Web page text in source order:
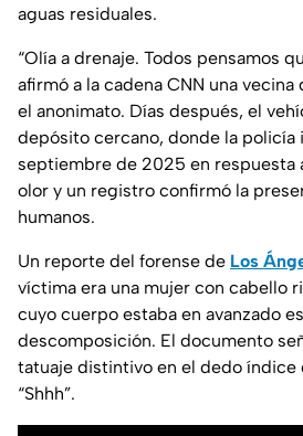
aguas residuales.
“Olía a drenaje. Todos pensamos
afirmó a la cadena CNN una
el anonimato. Días después, el
depósito cercano, donde la policía
septiembre de 2025 en respuesta
olor y un registro confirmó la
humanos.
Un reporte del forense de Los
víctima era una mujer con cabello
cuyo cuerpo estaba en avanzado
descomposición. El documento
tatuaje distintivo en el dedo índice
“Shhh”.